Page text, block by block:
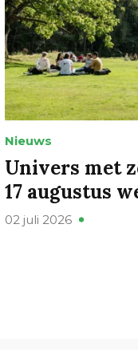
Nieuws
Univers met
17 augustus
02 juli 2026